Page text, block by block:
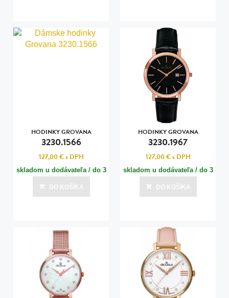
HODINKY GROVANA
3230.1566
127,00 €s DPH
skladom u dodávateľa / do 3
dní
Posledná aktualizácia dnes o 15:00
DO KOŠÍKA
HODINKY GROVANA
3230.1967
127,00 €s DPH
skladom u dodávateľa / do 3
dní
Posledná aktualizácia dnes o 15:00
DO KOŠÍKA